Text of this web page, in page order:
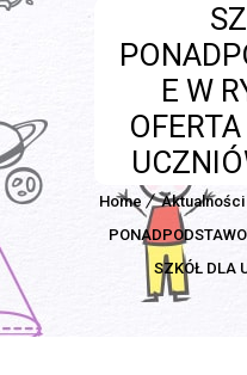
E W
Home Aktualności
SZKÓŁ DLA